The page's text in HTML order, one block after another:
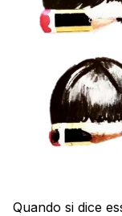
Quando si dice